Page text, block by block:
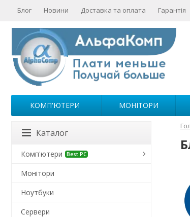
Блог Новини Доставка та оплата Гарантія
КОМП'ЮТЕРИ МОНІТОРИ
Каталог
Комп'ютери Best PC
Монітори
Ноутбуки
Сервери